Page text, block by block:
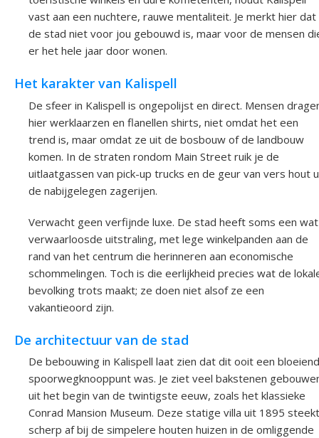
vast aan een nuchtere, rauwe mentaliteit. Je merkt hier dat
de stad niet voor jou gebouwd is, maar voor de mensen
er het hele jaar door wonen.
Het karakter van Kalispell
De sfeer in Kalispell is ongepolijst en direct. Mensen
hier werklaarzen en flanellen shirts, niet omdat het een
trend is, maar omdat ze uit de bosbouw of de landbouw
komen. In de straten rondom Main Street ruik je de
uitlaatgassen van pick-up trucks en de geur van vers hout
de nabijgelegen zagerijen.
Verwacht geen verfijnde luxe. De stad heeft soms een wat
verwaarloosde uitstraling, met lege winkelpanden aan de
rand van het centrum die herinneren aan economische
schommelingen. Toch is die eerlijkheid precies wat de
bevolking trots maakt; ze doen niet alsof ze een
vakantieoord zijn.
De architectuur van de stad
De bebouwing in Kalispell laat zien dat dit ooit een bloeiend
spoorwegknooppunt was. Je ziet veel bakstenen
uit het begin van de twintigste eeuw, zoals het klassieke
Conrad Mansion Museum. Deze statige villa uit 1895 steekt
scherp af bij de simpelere houten huizen in de omliggende